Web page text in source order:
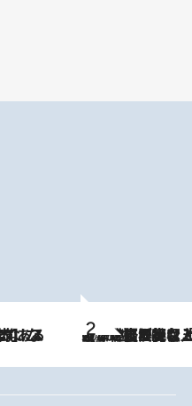
2026.8.5
【なぜ吉沢亮は「気配を消せる」のか？】興行収入208億の『国宝』を経て挑むミュージカル『ディア・エヴァン・ハンセン』。トップ俳優が舞台上でさらけ出した“孤独”とは